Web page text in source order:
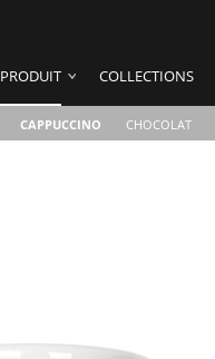
PRODUIT
CAPPUCCINO CHOCOLAT
COLLECTIONS